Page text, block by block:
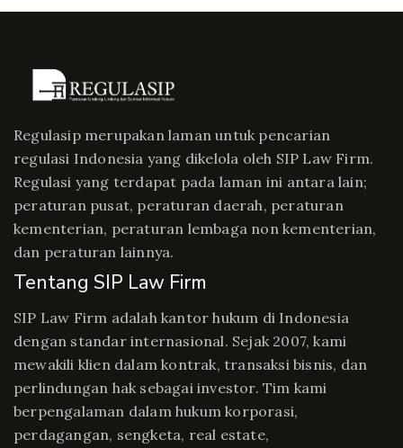
Regulasip merupakan laman untuk pencarian
regulasi Indonesia yang dikelola oleh SIP Law Firm.
Regulasi yang terdapat pada laman ini antara lain;
peraturan pusat, peraturan daerah, peraturan
kementerian, peraturan lembaga non kementerian,
dan peraturan lainnya.
Tentang SIP Law Firm
SIP Law Firm adalah kantor hukum di Indonesia
dengan standar internasional. Sejak 2007, kami
mewakili klien dalam kontrak, transaksi bisnis, dan
perlindungan hak sebagai investor. Tim kami
berpengalaman dalam hukum korporasi,
perdagangan, sengketa, real estate,